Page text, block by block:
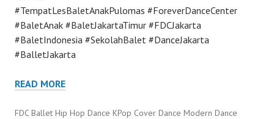
#TempatLesBaletAnakPulomas #ForeverDanceCenter
#BaletAnak #BaletJakartaTimur #FDCJakarta
#BaletIndonesia #SekolahBalet #DanceJakarta
#BalletJakarta
READ MORE
FDC Ballet Hip Hop Dance KPop Cover Dance Modern Dance